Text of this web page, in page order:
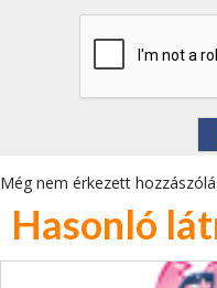
Még nem érkezett
Hasonló